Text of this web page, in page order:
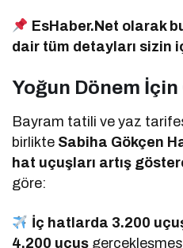
EsHaber.Net olarak
dair tüm detayları sizin
Yoğun Dönem İçin
Bayram tatili ve yaz
birlikte Sabiha Gökçen
hat uçuşları artış
göre:
İç hatlarda 3.200
4.200 uçuş